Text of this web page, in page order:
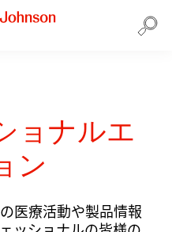
ョナルエ
ン
医療活動や製品情報